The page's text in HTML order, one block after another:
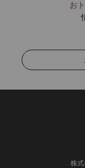
お
株